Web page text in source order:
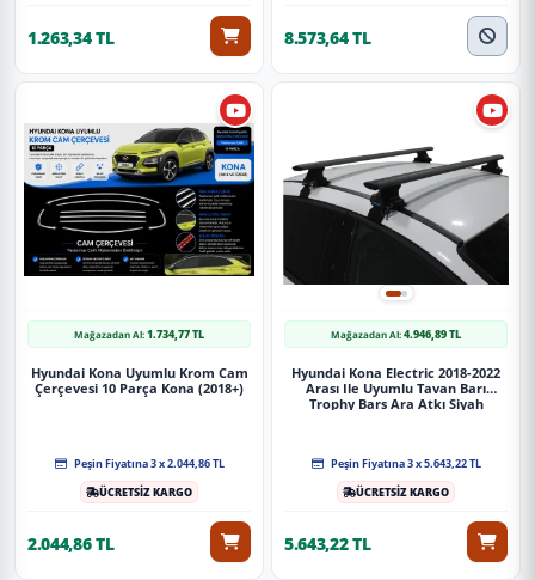
1.263,34 TL 8.573,64 TL
Mağazadan Al:1.734,77 TL
Hyundai Kona Uyumlu Krom Cam
Çerçevesi 10 Parça Kona (2018+)
Peşin Fiyatına 3 x 2.044,86 TL
ÜCRETSİZ KARGO
2.044,86 TL
Mağazadan Al:4.946,89 TL
Hyundai Kona Electric 2018-2022
Arası Ile Uyumlu Tavan Barı
Trophy Bars Ara Atkı Siyah
Peşin Fiyatına 3 x 5.643,22 TL
ÜCRETSİZ KARGO
5.643,22 TL